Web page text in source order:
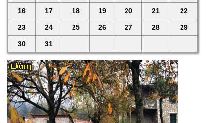
16 17 18 19 20 21 22
23 24 25 26 27 28 29
30 31